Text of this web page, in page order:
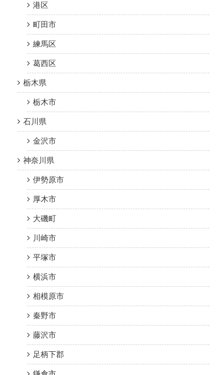
港区
町田市
練馬区
葛西区
栃木県
栃木市
石川県
金沢市
神奈川県
伊勢原市
厚木市
大磯町
川崎市
平塚市
横浜市
相模原市
秦野市
藤沢市
足柄下郡